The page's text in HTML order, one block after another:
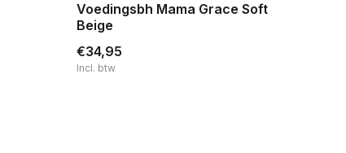
Voedingsbh Mama Grace Soft
Beige
€34,95
Incl. btw